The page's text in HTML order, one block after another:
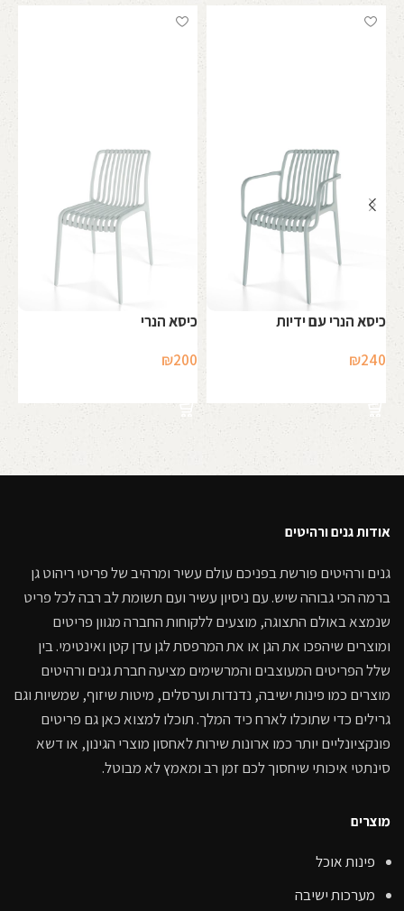
כיסא הנרי עם ידיות
₪240
כיסא הנרי
₪200
אודות גנים ורהיטים
גנים ורהיטים פורשת בפניכם עולם עשיר ומרהיב של פריטי ריהוט גן
ברמה הכי גבוהה שיש. עם ניסיון עשיר ועם תשומת לב רבה לכל פריט
שנמצא באולם התצוגה, מוצעים ללקוחות החברה מגוון פריטים
ומוצרים שיהפכו את הגן או את המרפסת לגן עדן קטן ואינטימי. בין
שלל הפריטים המעוצבים והמרשימים מציעה חברת גנים ורהיטים
מוצרים כמו פינות ישיבה, נדנדות וערסלים, מיטות שיזוף, שמשיות וגם
גרילים כדי שתוכלו לארח כיד המלך. תוכלו למצוא כאן גם פריטים
פונקציונליים יותר כמו ארונות שירות לאחסון מוצרי הגינון, או דשא
סינתטי איכותי שיחסוך לכם זמן רב ומאמץ לא מבוטל.
מוצרים
פינות אוכל
מערכות ישיבה